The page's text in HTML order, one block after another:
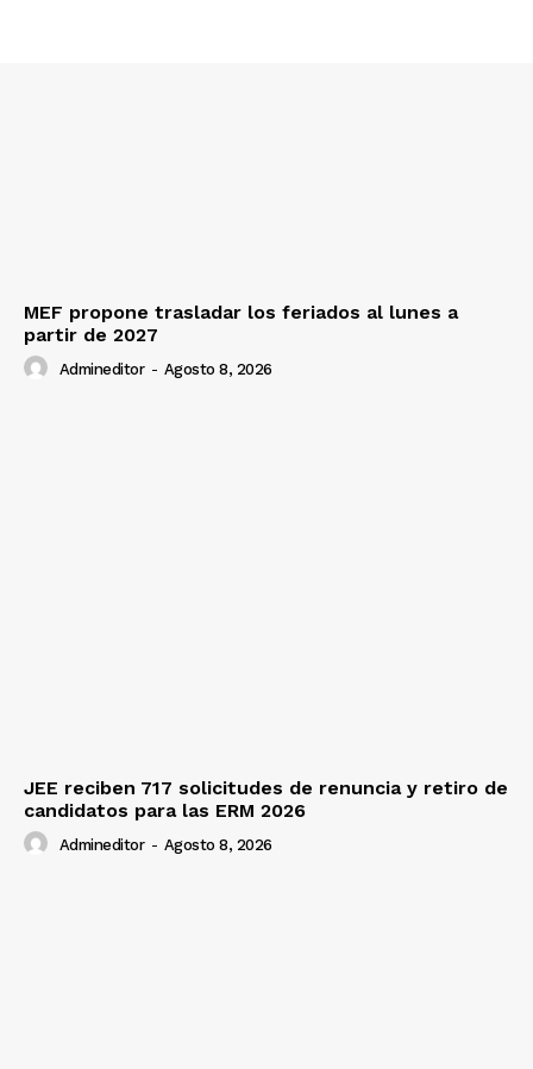
MEF propone trasladar los feriados al lunes a
partir de 2027
Admineditor - Agosto 8, 2026
JEE reciben 717 solicitudes de renuncia y retiro de
candidatos para las ERM 2026
Admineditor - Agosto 8, 2026